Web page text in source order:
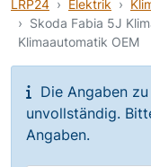
LRP24 Elektrik
Skoda Fabia 5J
Klimaautomatik OEM
Die Angaben
unvollständig.
Angaben.